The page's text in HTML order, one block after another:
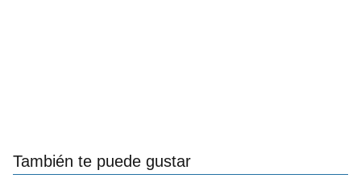
También te puede gustar